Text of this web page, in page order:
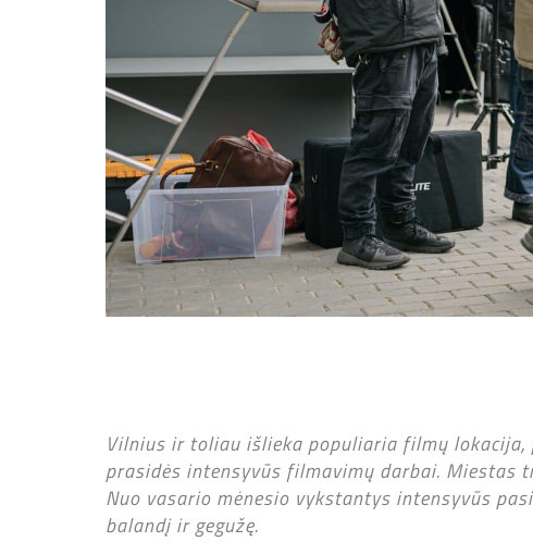
Vilnius ir toliau išlieka populiaria filmų
prasidės intensyvūs filmavimų darbai. Miestas
Nuo vasario mėnesio vykstantys intensyvūs
balandį ir gegužę.